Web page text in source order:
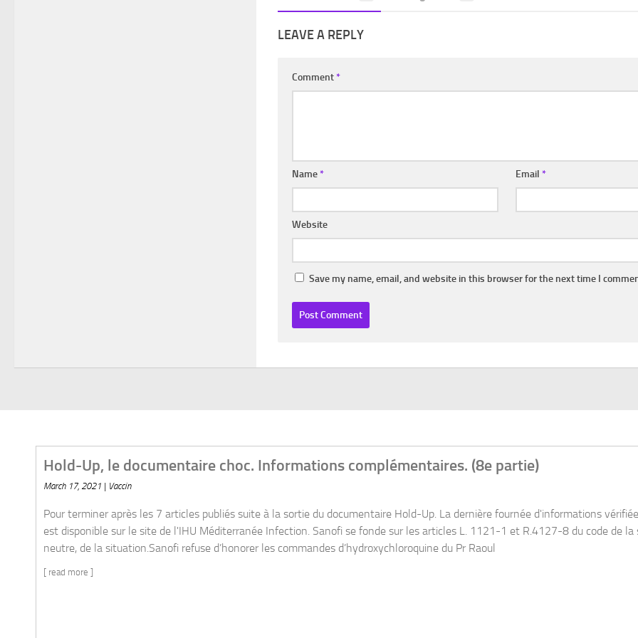
LEAVE A REPLY
Comment*
Name* Email*
Website
Save my name, email, and website in this browser for the next time I
complémentaires. (8e partie)
du documentaire Hold-Up. La dernière fournée d'informations vérifiées. Courrier de Sanofi à Olivier Véran Le courrier de Sanofi
du code de la santé publique. Caducee.net propose une analyse, très neutre, de la situation.Sanofi refuse d’honorer les